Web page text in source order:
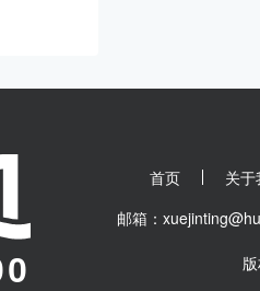
首页
关
邮箱：